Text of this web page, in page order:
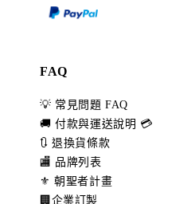
FAQ
💡 常見問題 FAQ
🚚 付款與運送說明 💳
🔃 退換貨條款
🏬 品牌列表
⚜️ 朝聖者計畫
🏢企業訂製